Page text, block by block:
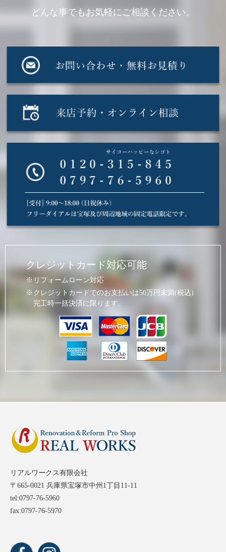
どんな事でもお気軽にご相談ください。
クレジットカード対応可能
リフォームローン対応
クレジットカードでのお支払いは50万円未満(税込)
完工時一括決済に限ります。
リアルワークス有限会社
〒665-0021 兵庫県宝塚市中州1丁目11-11
tel:0797-76-5960
fax:0797-76-5970